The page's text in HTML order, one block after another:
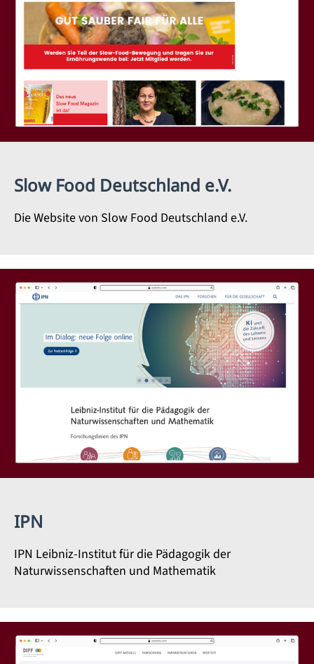
Slow Food Deutschland e.V.
Die Website von Slow Food Deutschland e.V.
IPN
IPN Leibniz-Institut für die Pädagogik der
Naturwissenschaften und Mathematik